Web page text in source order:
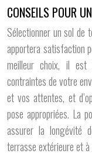
CONSEILS POUR
Sélectionner un sol de
apportera satisfaction
meilleur choix, il est
contraintes de votre
et vos attentes, et
pose appropriées. La
assurer la longévité
terrasse extérieure et